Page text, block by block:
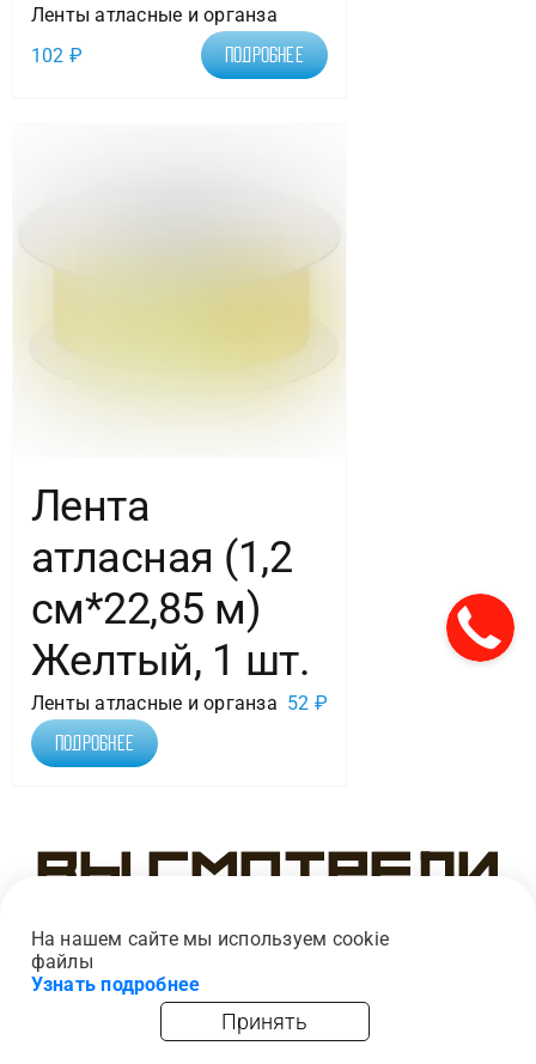
Ленты атласные и органза
102 ₽ Подробнее
Лента
атласная (1,2
см*22,85 м)
Желтый, 1 шт.
Ленты атласные и органза 52 ₽
Подробнее
Вы смотрели
На нашем сайте мы используем cookie
файлы
Узнать подробнее
Принять